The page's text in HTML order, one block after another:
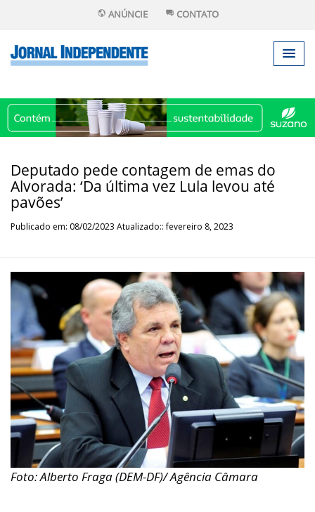
ANÚNCIE CONTATO
Deputado pede contagem de emas do
Alvorada: ‘Da última vez Lula levou até
pavões’
Publicado em: 08/02/2023 Atualizado:: fevereiro 8, 2023
Foto: Alberto Fraga (DEM-DF)/ Agência Câmara